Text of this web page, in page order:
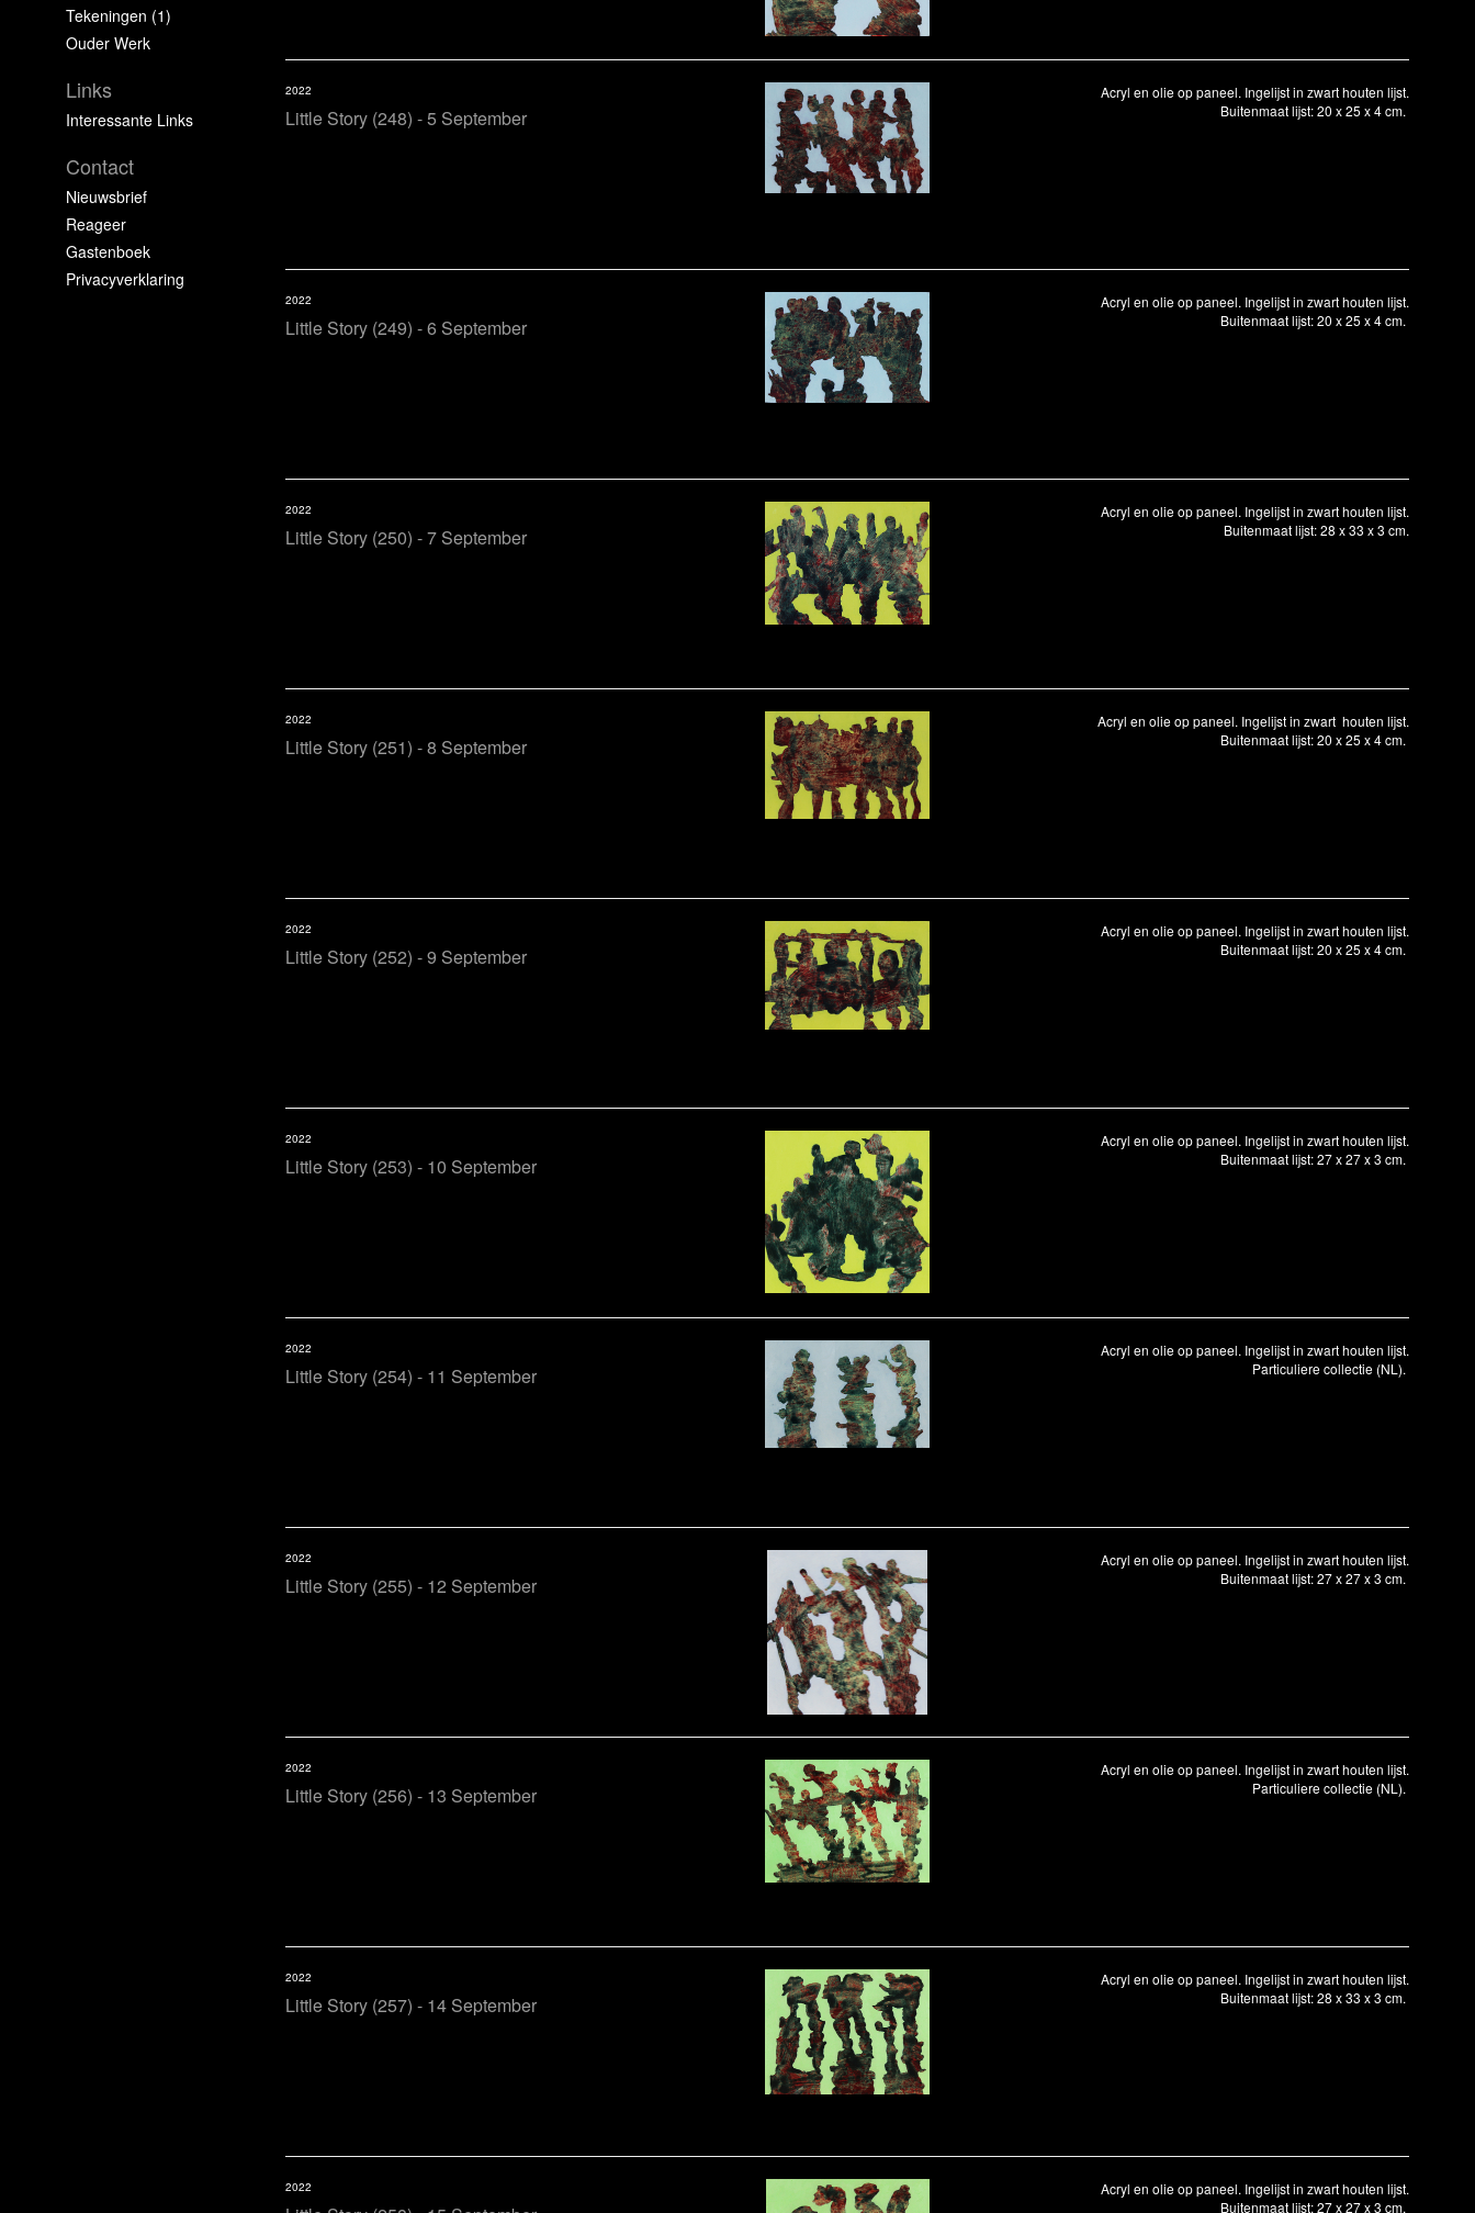
Little Story (248) - 5 September
2022
Acryl en olie op paneel. Ingelijst in zwart houten lijst.
Buitenmaat lijst: 20 x 25 x 4 cm.
Little Story (249) - 6 September
2022
Acryl en olie op paneel. Ingelijst in zwart houten lijst.
Buitenmaat lijst: 20 x 25 x 4 cm.
Little Story (250) - 7 September
2022
Acryl en olie op paneel. Ingelijst in zwart houten lijst.
Buitenmaat lijst: 28 x 33 x 3 cm.
Little Story (251) - 8 September
2022
Acryl en olie op paneel. Ingelijst in zwart houten lijst.
Buitenmaat lijst: 20 x 25 x 4 cm.
Little Story (252) - 9 September
2022
Acryl en olie op paneel. Ingelijst in zwart houten lijst.
Buitenmaat lijst: 20 x 25 x 4 cm.
Little Story (253) - 10 September
2022
Acryl en olie op paneel. Ingelijst in zwart houten lijst.
Buitenmaat lijst: 27 x 27 x 3 cm.
Little Story (254) - 11 September
2022
Acryl en olie op paneel. Ingelijst in zwart houten lijst.
Particuliere collectie (NL).
Little Story (255) - 12 September
2022
Acryl en olie op paneel. Ingelijst in zwart houten lijst.
Buitenmaat lijst: 27 x 27 x 3 cm.
Little Story (256) - 13 September
2022
Acryl en olie op paneel. Ingelijst in zwart houten lijst.
Particuliere collectie (NL).
Little Story (257) - 14 September
2022
Acryl en olie op paneel. Ingelijst in zwart houten lijst.
Buitenmaat lijst: 28 x 33 x 3 cm.
2022
Acryl en olie op paneel. Ingelijst in zwart houten lijst.
Buitenmaat lijst: 27 x 27 x 3 cm.
Tekeningen (1)
Ouder Werk
Links
Interessante Links
Contact
Nieuwsbrief
Reageer
Gastenboek
Privacyverklaring